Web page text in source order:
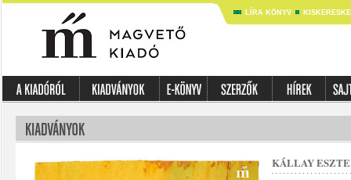
LÍRA KÖNYV
KÁLLAY